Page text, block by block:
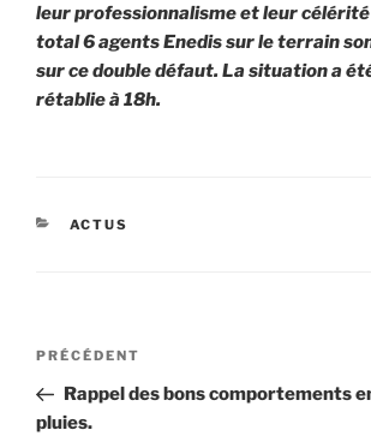
leur professionnalisme et leur célérité
total 6 agents Enedis sur le terrain
sur ce double défaut. La situation a
rétablie à 18h.
CATÉGORIES
ACTUS
Navigation
l’article
Article
précédent
PRÉCÉDENT
Rappel des bons comportements
pluies.